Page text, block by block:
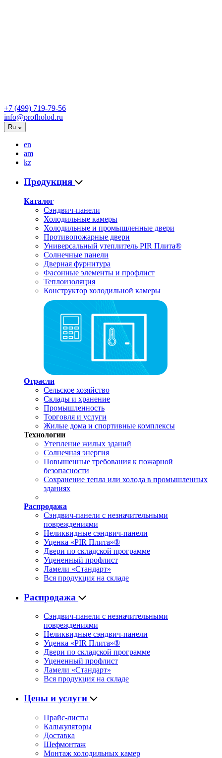
+7 (499) 719-79-56
info@profholod.ru
Ru
en
am
kz
Продукция
Каталог
Сэндвич-панели
Холодильные камеры
Холодильные и промышленные двери
Противопожарные двери
Универсальный утеплитель PIR Плита®
Солнечные панели
Дверная фурнитура
Фасонные элементы и профлист
Теплоизоляция
Конструктор холодильной камеры
Отрасли
Сельское хозяйство
Склады и хранение
Промышленность
Торговля и услуги
Жилые дома и спортивные комплексы
Технологии
Утепление жилых зданий
Солнечная энергия
Повышенные требования к пожарной
безопасности
Сохранение тепла или холода в промышленных
зданиях
Распродажа
Сэндвич-панели с незначительными
повреждениями
Неликвидные сэндвич-панели
Уценка «PIR Плита»®
Двери по складской программе
Уцененный профлист
Ламели «Стандарт»
Вся продукция на складе
Распродажа
Сэндвич-панели с незначительными
повреждениями
Неликвидные сэндвич-панели
Уценка «PIR Плита»®
Двери по складской программе
Уцененный профлист
Ламели «Стандарт»
Вся продукция на складе
Цены и услуги
Прайс-листы
Калькуляторы
Доставка
Шефмонтаж
Монтаж холодильных камер